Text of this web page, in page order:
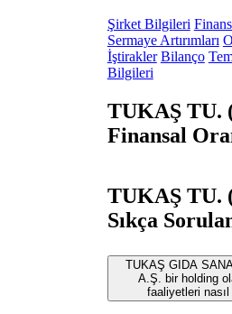
Şirket Bilgileri
Sermaye Artırımları
İştirakler Bilanço
Bilgileri
TUKAŞ TU.
Finansal
TUKAŞ TU.
Sıkça
TUKAŞ GIDA
A.Ş. bir holding
faaliyetleri nasıl